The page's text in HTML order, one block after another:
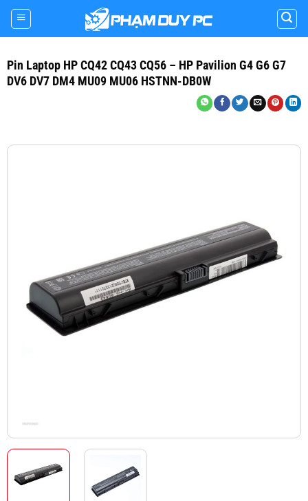
Skip
content
Pin Laptop HP CQ42 CQ43 CQ56 – HP Pavilion G4 G6 G7
DV6 DV7 DM4 MU09 MU06 HSTNN-DB0W